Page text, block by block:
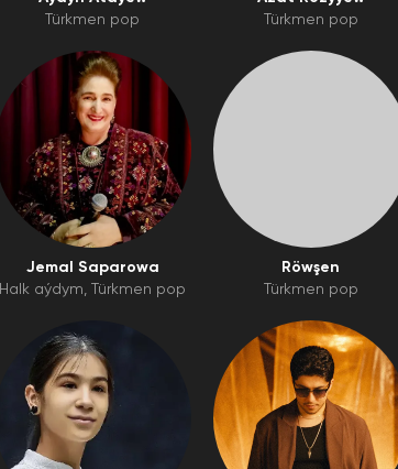
Türkmen pop
Türkmen pop
Jemal Saparowa
Halk aýdym Türkmen pop
Röwşen
Türkmen pop